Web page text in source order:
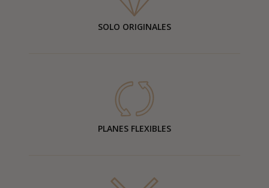
SOLO ORIGINALES
PLANES FLEXIBLES